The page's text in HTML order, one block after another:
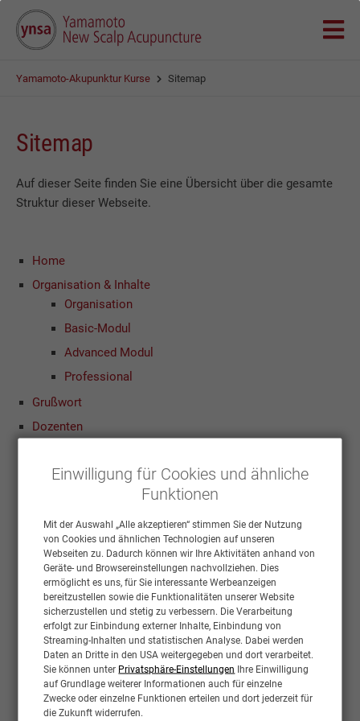
Einwilligung für Cookies und ähnliche
Funktionen
Mit der Auswahl „Alle akzeptieren“ stimmen Sie der Nutzung
von Cookies und ähnlichen Technologien auf unseren
Webseiten zu. Dadurch können wir Ihre Aktivitäten anhand von
Geräte- und Browsereinstellungen nachvollziehen. Dies
ermöglicht es uns, für Sie interessante Werbeanzeigen
bereitzustellen sowie die Funktionalitäten unserer Website
sicherzustellen und stetig zu verbessern. Die Verarbeitung
erfolgt zur Einbindung externer Inhalte, Einbindung von
Streaming-Inhalten und statistischen Analyse. Dabei werden
Daten an Dritte in den USA weitergegeben und dort verarbeitet.
Sie können unter Privatsphäre-Einstellungen Ihre Einwilligung
auf Grundlage weiterer Informationen auch für einzelne
Zwecke oder einzelne Funktionen erteilen und dort jederzeit für
die Zukunft widerrufen.
Yamamoto-Akupunktur Kurse Sitemap
Sitemap
Auf dieser Seite finden Sie eine Übersicht über die gesamte
Struktur dieser Webseite.
Home
Organisation & Inhalte
Organisation
Basic-Modul
Advanced Modul
Professional
Grußwort
Dozenten
Hannover
Warteliste
Fördermaßnahmen
Anreise & Unterkunft
Links
Kontakt
AGB
Datenschutz
Impressum